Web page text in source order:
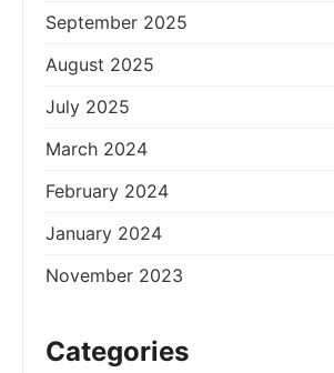
September 2025
August 2025
July 2025
March 2024
February 2024
January 2024
November 2023
Categories